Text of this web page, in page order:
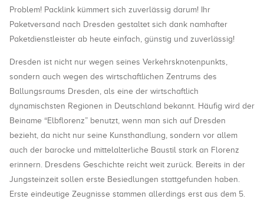
Problem! Packlink kümmert sich zuverlässig darum! Ihr
Paketversand nach Dresden gestaltet sich dank namhafter
Paketdienstleister ab heute einfach, günstig und zuverlässig!
Dresden ist nicht nur wegen seines Verkehrsknotenpunkts,
sondern auch wegen des wirtschaftlichen Zentrums des
Ballungsraums Dresden, als eine der wirtschaftlich
dynamischsten Regionen in Deutschland bekannt. Häufig wird der
Beiname “Elbflorenz” benutzt, wenn man sich auf Dresden
bezieht, da nicht nur seine Kunsthandlung, sondern vor allem
auch der barocke und mittelalterliche Baustil stark an Florenz
erinnern. Dresdens Geschichte reicht weit zurück. Bereits in der
Jungsteinzeit sollen erste Besiedlungen stattgefunden haben.
Erste eindeutige Zeugnisse stammen allerdings erst aus dem 5.